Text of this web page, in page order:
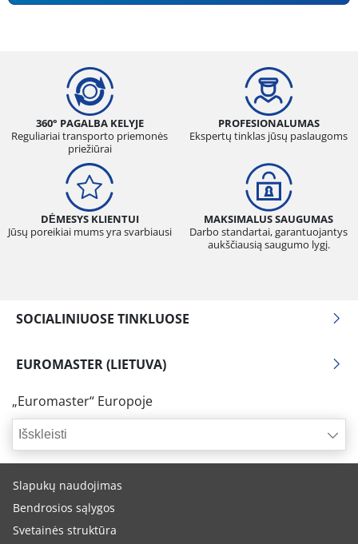
360° PAGALBA KELYJE
Reguliariai transporto priemonės
priežiūrai
PROFESIONALUMAS
Ekspertų tinklas jūsų paslaugoms
DĖMESYS KLIENTUI
Jūsų poreikiai mums yra svarbiausi
MAKSIMALUS SAUGUMAS
Darbo standartai, garantuojantys
aukščiausią saugumo lygį.
SOCIALINIUOSE TINKLUOSE
EUROMASTER (LIETUVA)
„Euromaster“ Europoje
Išskleisti
Slapukų naudojimas
Bendrosios sąlygos
Svetainės struktūra